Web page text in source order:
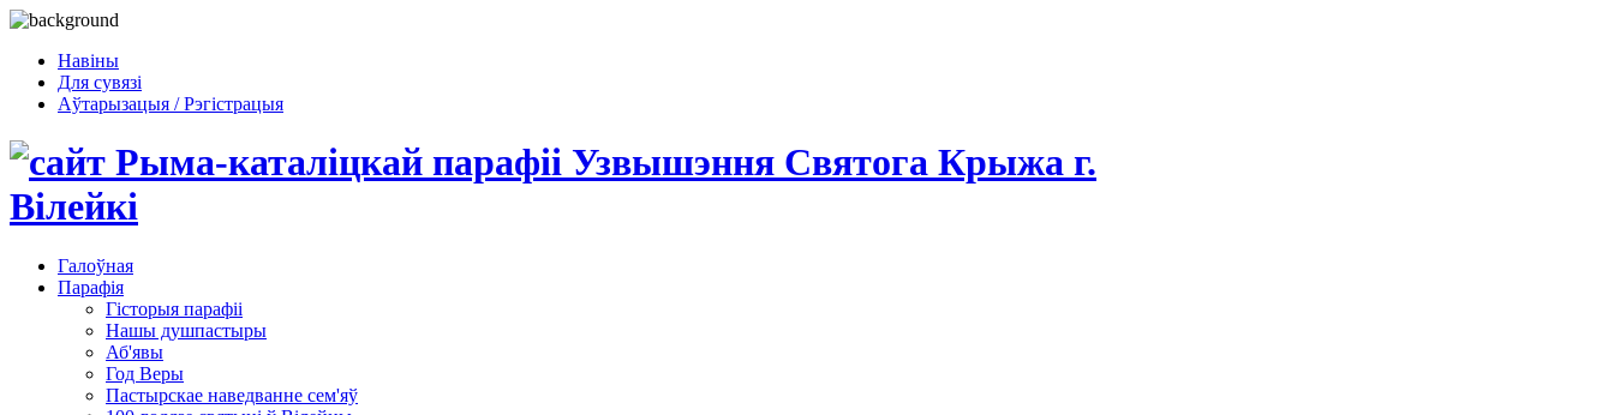
Навіны
Для сувязі
Аўтарызацыя / Рэгістрацыя
Галоўная
Парафія
Гісторыя парафіі
Нашы душпастыры
Аб'явы
Год Веры
Пастырскае наведванне сем'яў